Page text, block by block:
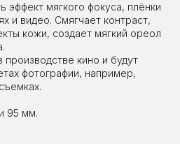
эффект мягкого фокуса, плёнки
и видео. Смягчает контраст,
кожи, создает мягкий ореол
производстве кино и будут
фотографии, например,
95 мм.